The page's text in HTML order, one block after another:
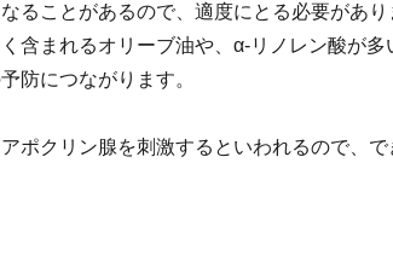
ることがあるので、適度にとる必要があ
含まれるオリーブ油や、α-リノレン酸が
防につながります。
ポクリン腺を刺激するといわれるので、